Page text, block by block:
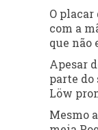
O
com a
que não
Apesar
parte do
Löw
Mesmo